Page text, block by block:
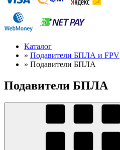
Каталог
» Подавители БПЛА и FPV
» Подавители БПЛА
Подавители БПЛА